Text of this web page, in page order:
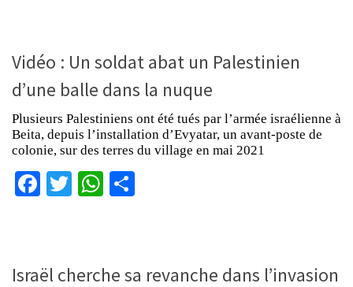
Vidéo : Un soldat abat un Palestinien
d’une balle dans la nuque
Plusieurs Palestiniens ont été tués par l’armée israélienne à
Beita, depuis l’installation d’Evyatar, un avant-poste de
colonie, sur des terres du village en mai 2021
Facebook
TwitterWhatsApp
Israël cherche sa revanche dans l’invasion